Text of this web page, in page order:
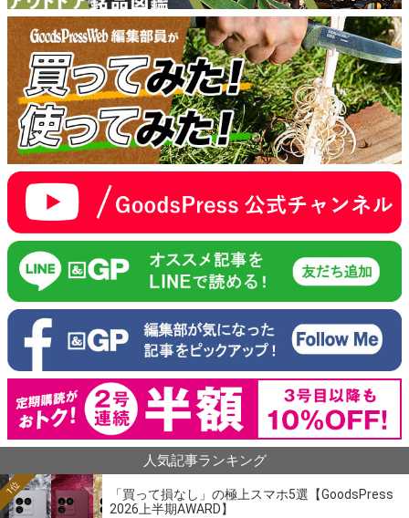
人気記事ランキング
「買って損なし」の極上スマホ5選【GoodsPress
2026上半期AWARD】
1位